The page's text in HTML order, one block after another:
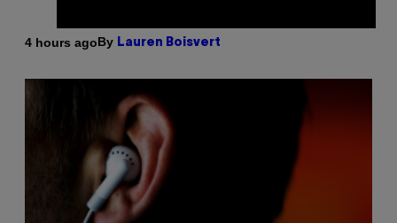
4 hours agoBy Lauren Boisvert